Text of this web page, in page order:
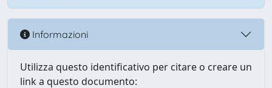
Informazioni
Utilizza questo identificativo per citare o creare un
link a questo documento: